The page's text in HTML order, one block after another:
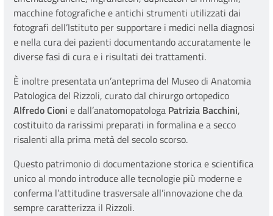
macchine fotografiche e antichi strumenti utilizzati dai
fotografi dell’Istituto per supportare i medici nella diagnosi
e nella cura dei pazienti documentando accuratamente le
diverse fasi di cura e i risultati dei trattamenti.
È inoltre presentata un’anteprima del Museo di Anatomia
Patologica del Rizzoli, curato dal chirurgo ortopedico
Alfredo Cioni e dall’anatomopatologa Patrizia Bacchini,
costituito da rarissimi preparati in formalina e a secco
risalenti alla prima metà del secolo scorso.
Questo patrimonio di documentazione storica e scientifica
unico al mondo introduce alle tecnologie più moderne e
conferma l’attitudine trasversale all’innovazione che da
sempre caratterizza il Rizzoli.